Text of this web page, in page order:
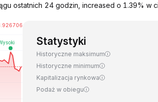
ostatnich 24 godzin, increased o 1.39% w
Statystyki
Historyczne maksimum
Historyczne minimum
Kapitalizacja rynkowa
Podaż w obiegu